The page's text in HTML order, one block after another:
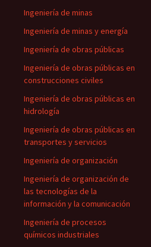
Ingeniería de minas
Ingeniería de minas y energía
Ingeniería de obras públicas
Ingeniería de obras públicas en
construcciones civiles
Ingeniería de obras públicas en
hidrología
Ingeniería de obras públicas en
transportes y servicios
Ingeniería de organización
Ingeniería de organización de
las tecnologías de la
información y la comunicación
Ingeniería de procesos
químicos industriales